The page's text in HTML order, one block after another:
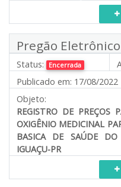
Pregão
Status: Encerrada
Publicado em: 17/08/2022
Objeto:
REGISTRO DE PREÇOS
OXIGÊNIO MEDICINAL
BASICA DE SAÚDE
IGUAÇU-PR